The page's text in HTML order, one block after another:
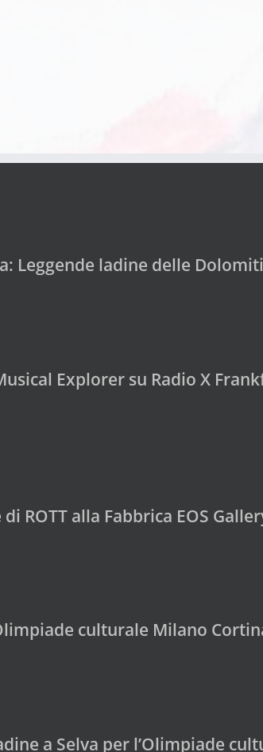
Leggende ladine delle Dolomiti
Explorer su Radio X
ROTT alla Fabbrica EOS
culturale Milano
a Selva per l’Olimpiade